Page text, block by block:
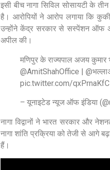
इसी बीच नागा सिविल सोसायटी के
है। आरोपियों ने आरोप लगाया कि कुकी
उन्होंने केंद्र सरकार से सस्पेंशन ऑफ
अपील की।
मणिपुर के राज्यपाल अजय कुमार
@AmitShahOffice |
pic.twitter.com/qxPrnaKfC
– यूनाइटेड न्यूज ऑफ इंडिया
नागा विद्वानों ने भारत सरकार और
नागा शांति प्रक्रिया को तेजी से आगे
हैं।